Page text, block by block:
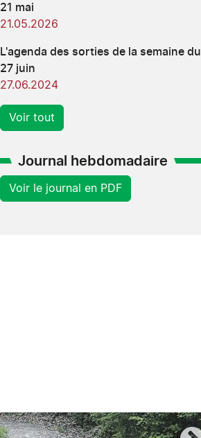
21 mai
21.05.2026
L'agenda des sorties de la semaine du
27 juin
27.06.2024
Voir tout
Journal hebdomadaire
Voir le journal en PDF